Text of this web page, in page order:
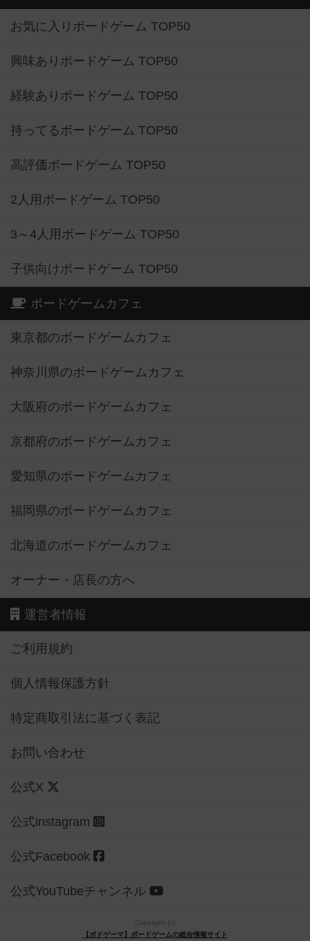
お気に入りボードゲーム TOP50
興味ありボードゲーム TOP50
経験ありボードゲーム TOP50
持ってるボードゲーム TOP50
高評価ボードゲーム TOP50
2人用ボードゲーム TOP50
3～4人用ボードゲーム TOP50
子供向けボードゲーム TOP50
ボードゲームカフェ
東京都のボードゲームカフェ
神奈川県のボードゲームカフェ
大阪府のボードゲームカフェ
京都府のボードゲームカフェ
愛知県のボードゲームカフェ
福岡県のボードゲームカフェ
北海道のボードゲームカフェ
オーナー・店長の方へ
運営者情報
ご利用規約
個人情報保護方針
特定商取引法に基づく表記
お問い合わせ
公式X
公式instagram
公式Facebook
公式YouTubeチャンネル
Copyright (c)
【ボドゲーマ】ボードゲームの総合情報サイト